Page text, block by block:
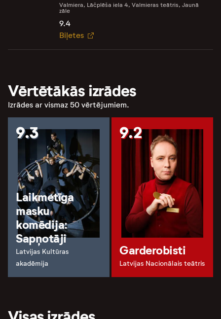
Valmiera, Lāčplēša iela 4, Valmieras teātris, Jaunā
zāle
9.4
Biļetes
Vērtētākās izrādes
Izrādes ar vismaz 50 vērtējumiem.
9.3
Laikmetīga
masku
komēdija:
Sapņotāji
Latvijas Kultūras
akadēmija
9.2
Garderobisti
Latvijas Nacionālais teātris